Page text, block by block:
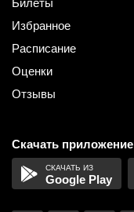
Билеты
Избранное
Расписание
Оценки
Отзывы
Скачать приложение
Google Play